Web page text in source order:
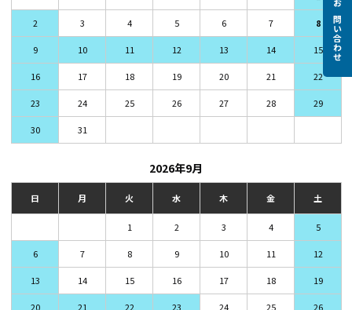
お問い合わせ
2 3 4 5 6 7 8
9 10 11 12 13 14 15
16 17 18 19 20 21 22
23 24 25 26 27 28 29
30 31
2026年9月
日 月 火 水 木 金 土
1 2 3 4 5
6 7 8 9 10 11 12
13 14 15 16 17 18 19
20 21 22 23 24 25 26